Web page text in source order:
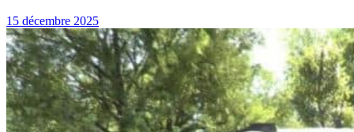
15 décembre 2025